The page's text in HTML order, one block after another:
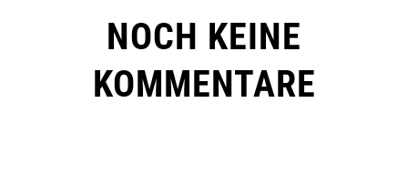
NOCH KEINE
KOMMENTARE